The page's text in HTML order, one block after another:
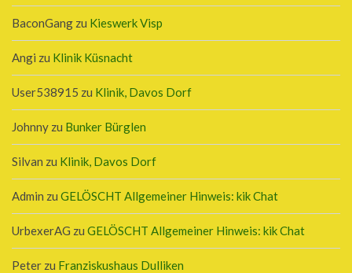
BaconGang zu Kieswerk Visp
Angi zu Klinik Küsnacht
User538915 zu Klinik, Davos Dorf
Johnny zu Bunker Bürglen
Silvan zu Klinik, Davos Dorf
Admin zu GELÖSCHT Allgemeiner Hinweis: kik Chat
UrbexerAG zu GELÖSCHT Allgemeiner Hinweis: kik Chat
Peter zu Franziskushaus Dulliken